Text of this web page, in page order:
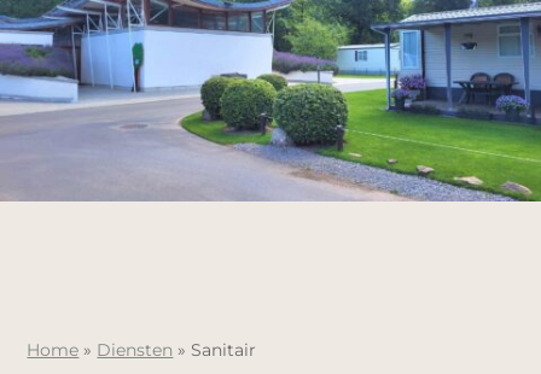
Home » Diensten » Sanitair